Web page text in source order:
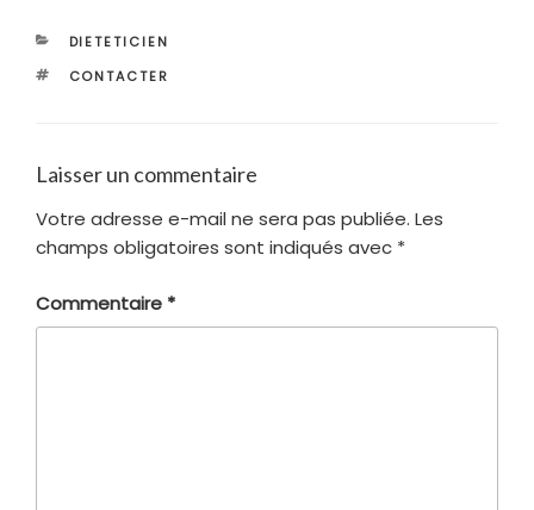
CATÉGORIES
DIETETICIEN
ÉTIQUETTES
CONTACTER
Laisser un commentaire
Votre adresse e-mail ne sera pas publiée. Les
champs obligatoires sont indiqués avec *
Commentaire *